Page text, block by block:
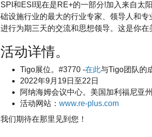
SPI和ESI现在是RE+的一部分!加入来自太
础设施行业的最大的行业专家、领导人和
进行为期三天的交流和思想领导。这是你在
活动详情。
Tigo展位。#3770 -在此与Tigo团队的
2022年9月19日至22日
阿纳海姆会议中心。美国加利福尼亚
活动网站： www.re-plus.com
我们期待在那里见到您！